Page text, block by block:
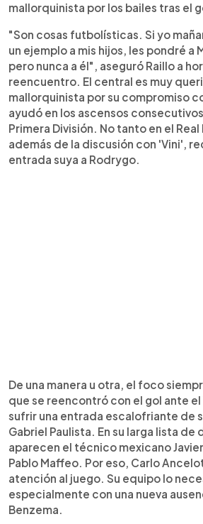
mallorquinista por los bailes tras el
"Son cosas futbolísticas. Si yo
un ejemplo a mis hijos, les pondré a
pero nunca a él", aseguró Raillo a
reencuentro. El central es muy
mallorquinista por su compromiso
ayudó en los ascensos
Primera División. No tanto en el
además de la discusión con 'Vini',
entrada suya a Rodrygo.
De una manera u otra, el foco
que se reencontró con el gol ante
sufrir una entrada escalofriante de
Gabriel Paulista. En su larga lista de
aparecen el técnico mexicano
Pablo Maffeo. Por eso, Carlo
atención al juego. Su equipo lo
especialmente con una nueva
Benzema.